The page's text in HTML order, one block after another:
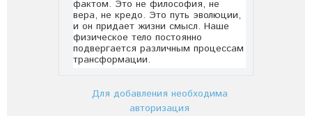
Для добавления необходима
авторизация